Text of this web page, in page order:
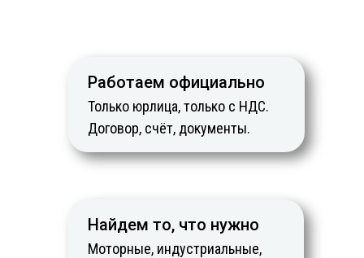
Найдем то, что нужно
Моторные, индустриальные,
Работаем официально
Только юрлица, только с НДС.
Договор, счёт, документы.